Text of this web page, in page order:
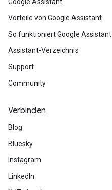
Vorteile von Google Assistant
So funktioniert Google Assistant
Assistant-Verzeichnis
Support
Community
Verbinden
Blog
Bluesky
Instagram
LinkedIn